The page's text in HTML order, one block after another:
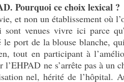
Pourquoi ce choix lexical ?
et non un établissement où
sont venues vivre ici parce
le port de la blouse blanche,
tout en participant à
ne s’arrête pas à un
nel, hérité de l’hôpital.